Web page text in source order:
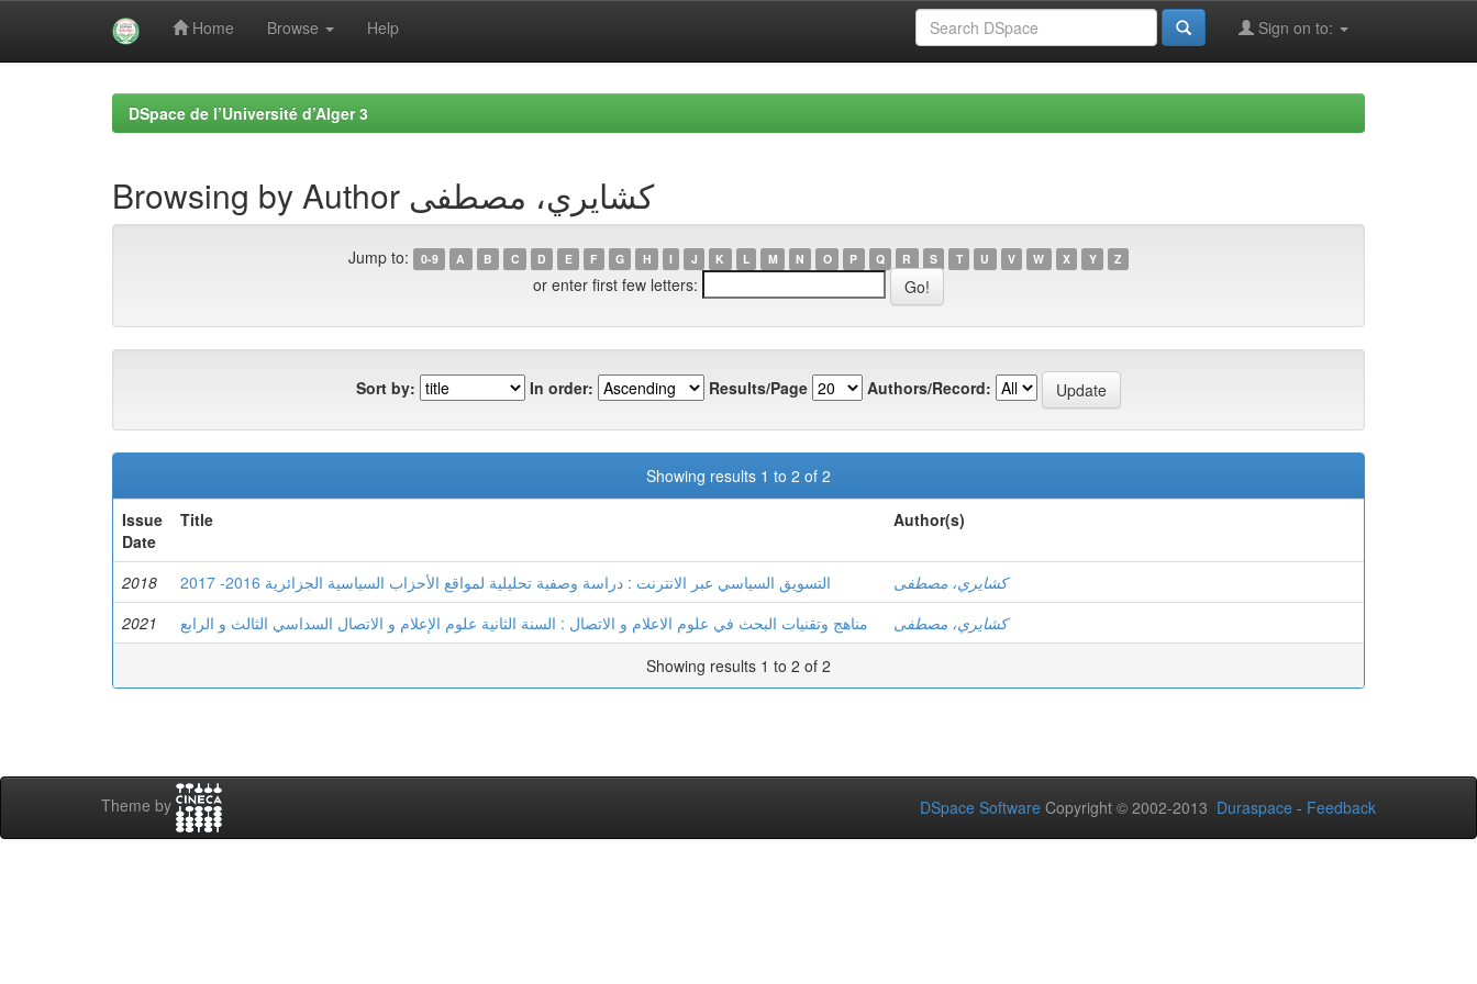
Home Browse Help Sign on to:
DSpace de l’Université d’Alger 3
Browsing by Author كشايري، مصطفى
Jump to: 0-9 A B C D E F G H I J K L M N O P Q R S T U V W X Y Z
or enter first few letters:
Sort by: In order: Results/Page Authors/Record:
Showing results 1 to 2 of 2
Issue
Date
Title Author(s)
2018 التسويق السياسي عبر الانترنت : دراسة وصفية تحليلية لمواقع الأحزاب السياسية الجزائرية 2016- 2017
كشايري، مصطفى
2021
مناهج وتقنيات البحث في علوم الاعلام و الاتصال : السنة الثانية علوم الإعلام و الاتصال السداسي الثالث و الرابع
كشايري، مصطفى
Showing results 1 to 2 of 2
Theme by DSpace Software Copyright © 2002-2013 Duraspace - Feedback